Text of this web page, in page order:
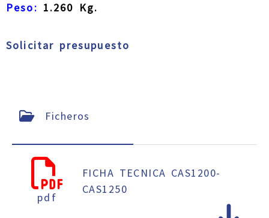
Peso: 1.260 Kg.
Solicitar presupuesto
Ficheros
pdf
FICHA TECNICA CAS1200-
CAS1250